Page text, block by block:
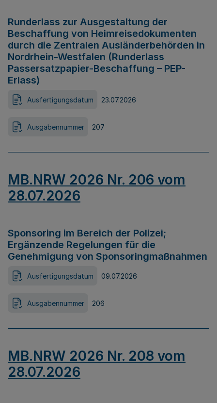
Runderlass zur Ausgestaltung der
Beschaffung von Heimreisedokumenten
durch die Zentralen Ausländerbehörden in
Nordrhein-Westfalen (Runderlass
Passersatzpapier-Beschaffung – PEP-
Erlass)
Ausfertigungsdatum 23.07.2026
Ausgabennummer 207
MB.NRW 2026 Nr. 206 vom
28.07.2026
Sponsoring im Bereich der Polizei;
Ergänzende Regelungen für die
Genehmigung von Sponsoringmaßnahmen
Ausfertigungsdatum 09.07.2026
Ausgabennummer 206
MB.NRW 2026 Nr. 208 vom
28.07.2026